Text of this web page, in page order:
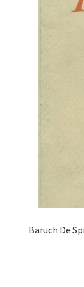
Baruch De